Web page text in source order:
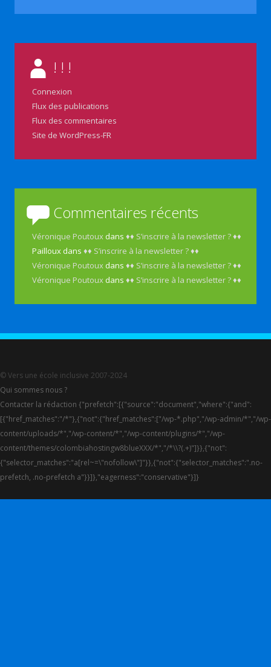
! ! !
Connexion
Flux des publications
Flux des commentaires
Site de WordPress-FR
Commentaires récents
Véronique Poutoux dans♦♦ S’inscrire à la newsletter ? ♦♦
Pailloux dans♦♦ S’inscrire à la newsletter ? ♦♦
Véronique Poutoux dans♦♦ S’inscrire à la newsletter ? ♦♦
Véronique Poutoux dans♦♦ S’inscrire à la newsletter ? ♦♦
© Vers une école inclusive 2007-2024
Qui sommes nous ?
Contacter la rédaction {"prefetch":[{"source":"document","where":{"and":
[{"href_matches":"/*"},{"not":{"href_matches":["/wp-*.php","/wp-admin/*","/wp-
content/uploads/*","/wp-content/*","/wp-content/plugins/*","/wp-
content/themes/colombiahostingw8blueXXX/*","/*\\?(.+)"]}},{"not":
{"selector_matches":"a[rel~=\"nofollow\"]"}},{"not":{"selector_matches":".no-
prefetch, .no-prefetch a"}}]},"eagerness":"conservative"}]}